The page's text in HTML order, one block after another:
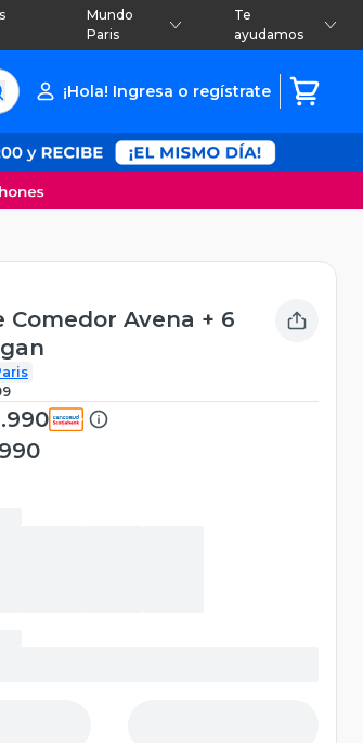
Mundo
Paris
Te
ayudamos
¡Hola! Ingresa o regístrate
Comedor Avena + 6